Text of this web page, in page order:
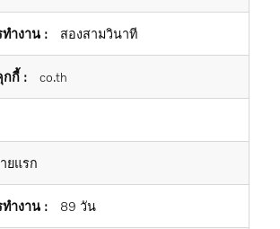
สองสามวินาที
co.th
ยแรก
89 วัน